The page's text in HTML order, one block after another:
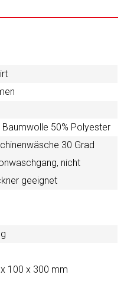
Baumwolle 50% Polyester
30 Grad
nicht
geeignet
100 x 300 mm